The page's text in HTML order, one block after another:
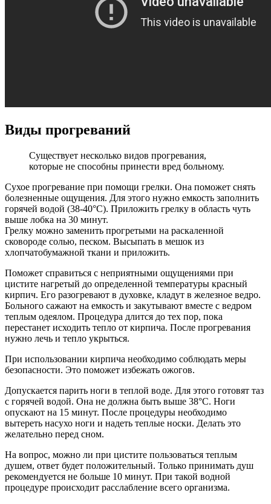
Виды прогреваний
Существует несколько видов прогревания,
которые не способны принести вред больному.
Сухое прогревание при помощи грелки. Она поможет снять
болезненные ощущения. Для этого нужно емкость заполнить
горячей водой (38-40°С). Приложить грелку в область чуть
выше лобка на 30 минут.
Грелку можно заменить прогретыми на раскаленной
сковороде солью, песком. Высыпать в мешок из
хлопчатобумажной ткани и приложить.
Поможет справиться с неприятными ощущениями при
цистите нагретый до определенной температуры красный
кирпич. Его разогревают в духовке, кладут в железное ведро.
Больного сажают на емкость и закутывают вместе с ведром
теплым одеялом. Процедура длится до тех пор, пока
перестанет исходить тепло от кирпича. После прогревания
нужно лечь и тепло укрыться.
При использовании кирпича необходимо соблюдать меры
безопасности. Это поможет избежать ожогов.
Допускается парить ноги в теплой воде. Для этого готовят таз
с горячей водой. Она не должна быть выше 38°С. Ноги
опускают на 15 минут. После процедуры необходимо
вытереть насухо ноги и надеть теплые носки. Делать это
желательно перед сном.
На вопрос, можно ли при цистите пользоваться теплым
душем, ответ будет положительный. Только принимать душ
рекомендуется не больше 10 минут. При такой водной
процедуре происходит расслабление всего организма.